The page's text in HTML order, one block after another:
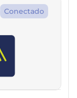
Conectado